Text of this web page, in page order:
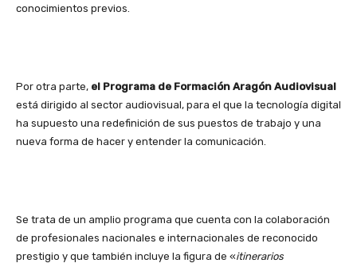
conocimientos previos.
Por otra parte, el Programa de Formación Aragón Audiovisual
está dirigido al sector audiovisual, para el que la tecnología digital
ha supuesto una redefinición de sus puestos de trabajo y una
nueva forma de hacer y entender la comunicación.
Se trata de un amplio programa que cuenta con la colaboración
de profesionales nacionales e internacionales de reconocido
prestigio y que también incluye la figura de «itinerarios